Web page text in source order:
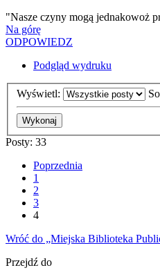
"Nasze czyny mogą jednakowoż
Na górę
ODPOWIEDZ
Podgląd wydruku
Wyświetl:
Posty: 33
Poprzednia
1
2
3
4
Wróć do „Miejska Biblioteka
Przejdź do